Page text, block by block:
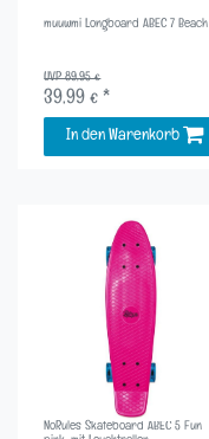
muuwmi Longboard ABEC 7 Beach
UVP 89,95 €
39,99 € *
In den Warenkorb
NoRules Skateboard ABEC 5 Fun